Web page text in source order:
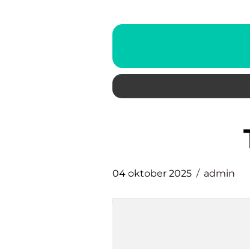
04 oktober 2025 admin